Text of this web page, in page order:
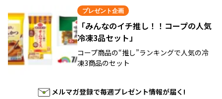
プレゼント企画
「みんなのイチ推し！！コープの人気
冷凍3品セット」
コープ商品の“推し”ランキングで人気の冷
凍3商品のセット
メルマガ登録で毎週プレゼント情報が届く!